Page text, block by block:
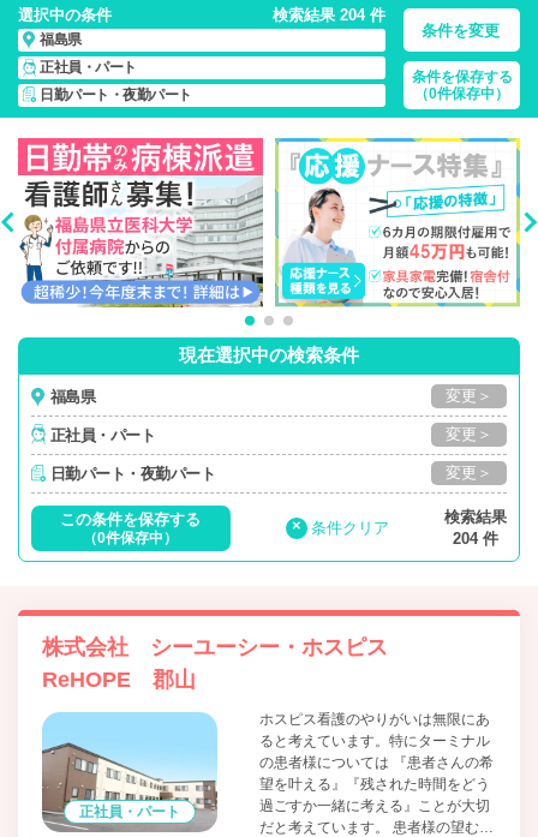
選択中の条件 検索結果 204 件
福島県
正社員・パート
日勤パート・夜勤パート
条件を変更
条件を保存する
（0件保存中）
福島県/日勤パート・夜勤パート/正社員・パート
の 看護師求
人・派遣・転職・募集一覧
現在選択中の検索条件
福島県 変更＞
正社員・パート 変更＞
日勤パート・夜勤パート 変更＞
この条件を保存する
（0件保存中）
× 条件クリア
検索結果
204 件
株式会社 シーユーシー・ホスピス
ReHOPE 郡山
正社員・パート
ホスピス看護のやりがいは無限にあ
ると考えています。特にターミナル
の患者様については 『患者さんの希
望を叶える』『残された時間をどう
過ごすか一緒に考える』ことが大切
だと考えています。 患者様の望む時